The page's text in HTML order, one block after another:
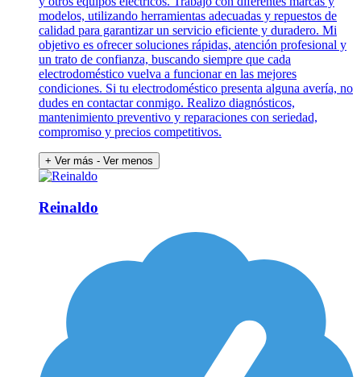
modelos, utilizando herramientas adecuadas y repuestos de
calidad para garantizar un servicio eficiente y duradero. Mi
objetivo es ofrecer soluciones rápidas, atención profesional y
un trato de confianza, buscando siempre que cada
electrodoméstico vuelva a funcionar en las mejores
condiciones. Si tu electrodoméstico presenta alguna avería, no
dudes en contactar conmigo. Realizo diagnósticos,
mantenimiento preventivo y reparaciones con seriedad,
compromiso y precios competitivos.
+ Ver más - Ver menos
Reinaldo